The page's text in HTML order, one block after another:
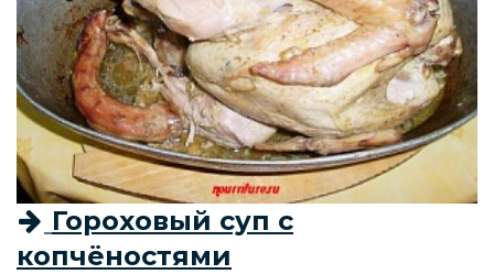
Гороховый суп с
копчёностями